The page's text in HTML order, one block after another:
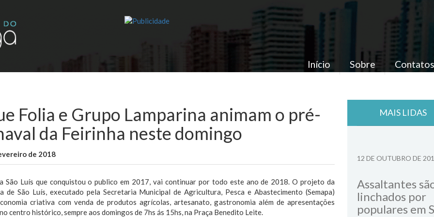
Início Sobre Contatos
Folia e Grupo Lamparina animam o pré-
da Feirinha neste domingo
de 2018
São Luís que conquistou o publico em 2017, vai continuar por todo este ano de 2018. O projeto da
de São Luís, executado pela Secretaria Municipal de Agricultura, Pesca e Abastecimento (Semapa)
criativa com venda de produtos agrícolas, artesanato, gastronomia além de apresentações
centro histórico, sempre aos domingos de 7hs ás 15hs, na Praça Benedito Leite.
MAIS LIDAS
12 DE OUTUBRO DE
Assaltantes
linchados por
populares em